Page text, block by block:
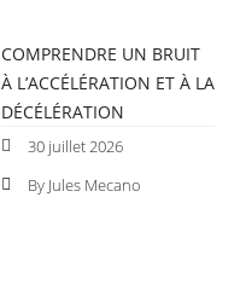
COMPRENDRE UN BRUIT
À L’ACCÉLÉRATION ET À LA
DÉCÉLÉRATION
30 juillet 2026
By Jules Mecano